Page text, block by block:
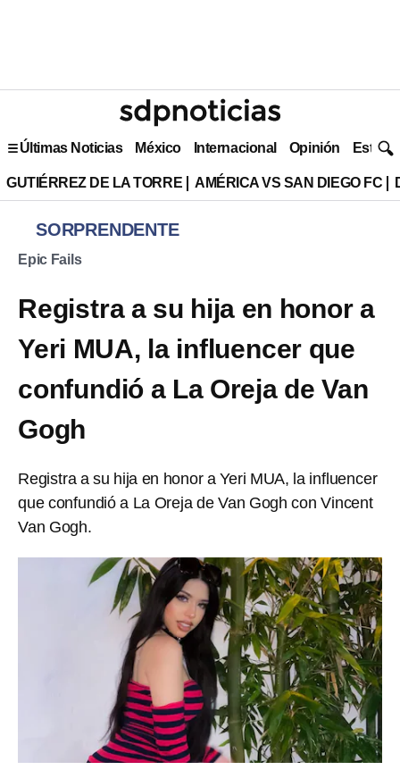
Últimas Noticias México Internacional Opinión Estilo
GUTIÉRREZ DE LA TORRE AMÉRICA VS SAN DIEGO FC
SORPRENDENTE
Epic Fails
Registra a su hija en honor a
Yeri MUA, la influencer que
confundió a La Oreja de Van
Gogh
Registra a su hija en honor a Yeri MUA, la influencer
que confundió a La Oreja de Van Gogh con Vincent
Van Gogh.